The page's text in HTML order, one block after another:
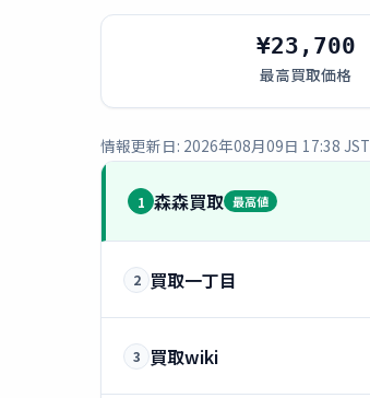
¥23,700
最高買取価格
情報更新日: 2026年08月09日 17:38 JST
1 森森買取 最高値
2 買取一丁目
3 買取wiki